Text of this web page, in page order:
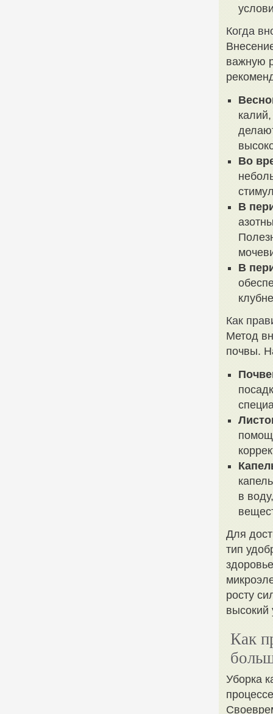
Когда
важную
Во
В
В
Как
Метод
почвы.
в
Для
тип
росту
высокий
Как
Уборка